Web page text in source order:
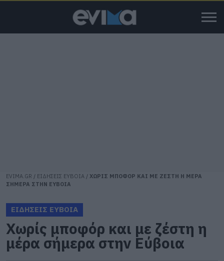
EVIMA.GR / ΕΙΔΗΣΕΙΣ ΕΥΒΟΙΑ / ΧΩΡΙΣ ΜΠΟΦΟΡ ΚΑΙ ΜΕ ΖΕΣΤΗ Η ΜΕΡΑ
ΣΗΜΕΡΑ ΣΤΗΝ ΕΥΒΟΙΑ
ΕΙΔΗΣΕΙΣ ΕΥΒΟΙΑ
Χωρίς μποφόρ και με ζέστη η
μέρα σήμερα στην Εύβοια